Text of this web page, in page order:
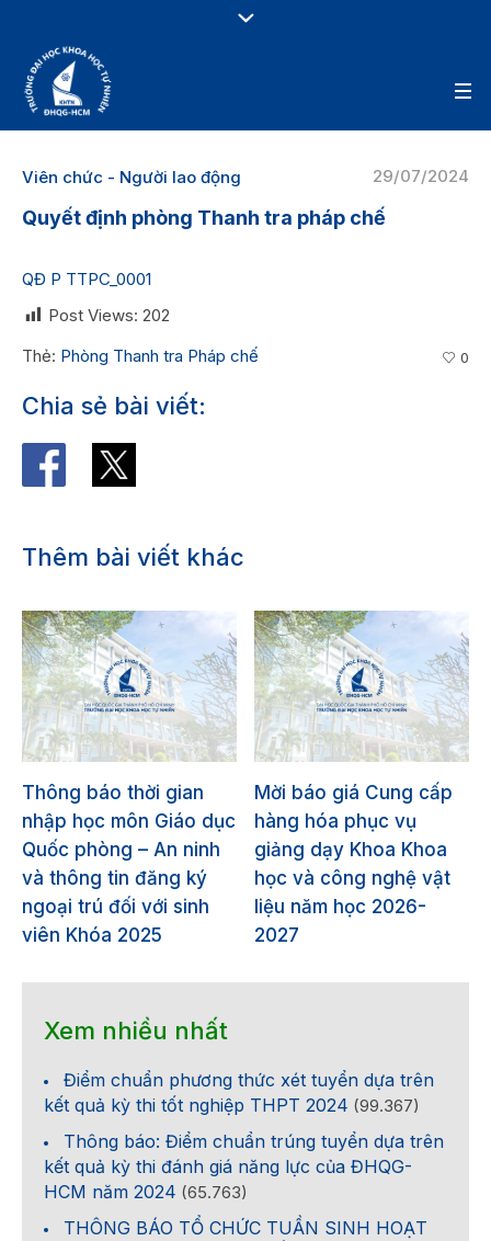
29/07/2024
Viên chức - Người lao động
Quyết định phòng Thanh tra pháp chế
QĐ P TTPC_0001
Post Views: 202
Thẻ: Phòng Thanh tra Pháp chế 0
Chia sẻ bài viết:
Thêm bài viết khác
Thông báo thời gian
nhập học môn Giáo dục
Quốc phòng – An ninh
và thông tin đăng ký
ngoại trú đối với sinh
viên Khóa 2025
Mời báo giá Cung cấp
hàng hóa phục vụ
giảng dạy Khoa Khoa
học và công nghệ vật
liệu năm học 2026-
2027
Xem nhiều nhất
Điểm chuẩn phương thức xét tuyển dựa trên
kết quả kỳ thi tốt nghiệp THPT 2024 (99.367)
Thông báo: Điểm chuẩn trúng tuyển dựa trên
kết quả kỳ thi đánh giá năng lực của ĐHQG-
HCM năm 2024 (65.763)
THÔNG BÁO TỔ CHỨC TUẦN SINH HOẠT